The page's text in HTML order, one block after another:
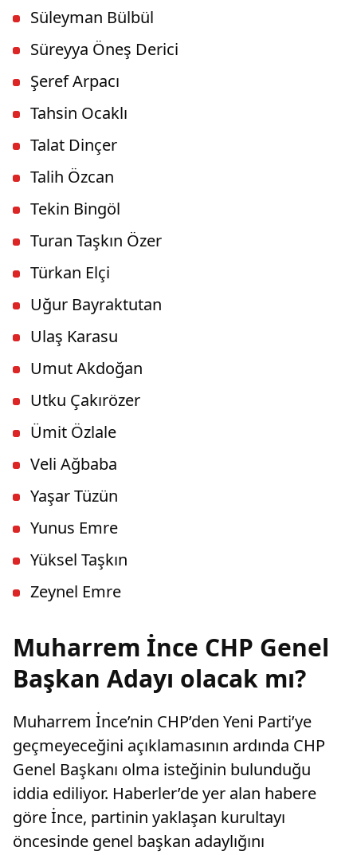
Süleyman Bülbül
Süreyya Öneş Derici
Şeref Arpacı
Tahsin Ocaklı
Talat Dinçer
Talih Özcan
Tekin Bingöl
Turan Taşkın Özer
Türkan Elçi
Uğur Bayraktutan
Ulaş Karasu
Umut Akdoğan
Utku Çakırözer
Ümit Özlale
Veli Ağbaba
Yaşar Tüzün
Yunus Emre
Yüksel Taşkın
Zeynel Emre
Muharrem İnce CHP Genel
Başkan Adayı olacak mı?
Muharrem İnce’nin CHP’den Yeni Parti’ye
geçmeyeceğini açıklamasının ardında CHP
Genel Başkanı olma isteğinin bulunduğu
iddia ediliyor. Haberler’de yer alan habere
göre İnce, partinin yaklaşan kurultayı
öncesinde genel başkan adaylığını